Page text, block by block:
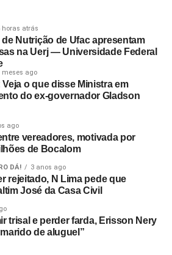
horas atrás
Nutrição de Ufac apresentam
na Uerj — Universidade Federal
meses ago
Veja o que disse Ministra em
do ex-governador Gladson
ago
vereadores, motivada por
de Bocalom
DÁ! 3 anos ago
rejeitado, N Lima pede que
José da Casa Civil
trisal e perder farda, Erisson Nery
de aluguel”